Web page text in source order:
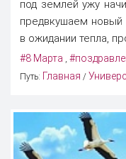
под землей ужу
предвкушаем
в ожидании тепла,
#8 Марта ,
Путь: Главная /